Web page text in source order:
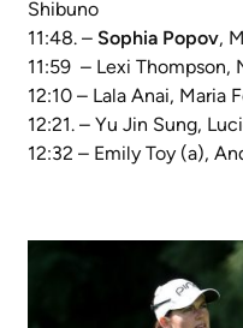
Shibuno
11:48. – Sophia Popov,
11:59 – Lexi Thompson,
12:10 – Lala Anai, Maria
12:21. – Yu Jin Sung,
12:32 – Emily Toy (a),